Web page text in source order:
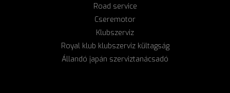
Road service
Cseremotor
Klubszerviz
Royal klub klubszerviz kültagság
Állandó japán szerviztanácsadó